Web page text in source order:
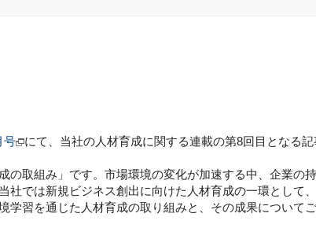
号 にて、当社の人材育成に関する連載の第8回目となる記
取組み」です。市場環境の変化が加速する中、企業の
社では新規ビジネス創出に向けた人材育成の一環として
習を通じた人材育成の取り組みと、その成果についてご